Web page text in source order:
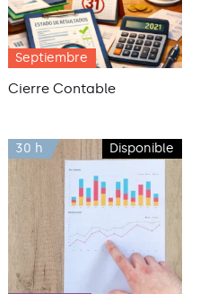
Septiembre
Cierre Contable
Disponible
30 h